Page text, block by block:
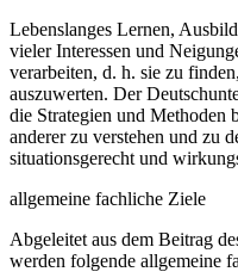
Lebenslanges Lernen,
vieler Interessen und
verarbeiten, d. h. sie zu
auszuwerten. Der
die Strategien und Methoden
anderer zu verstehen und zu
situationsgerecht und
allgemeine fachliche Ziele
Abgeleitet aus dem Beitrag
werden folgende allgemeine